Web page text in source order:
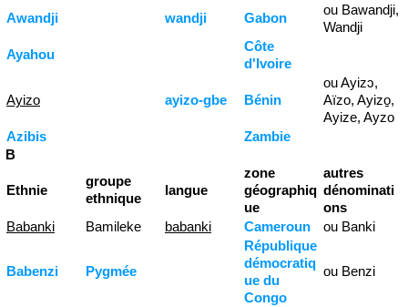
Awandji wandji Gabon
ou Bawandji,
Wandji
Ayahou
Côte
d'Ivoire
Ayizo ayizo-gbe Bénin
ou Ayizɔ,
Aïzo, Ayizo̱,
Ayize, Ayzo
Azibis
Zambie
B
Ethnie
groupe
ethnique
langue
zone
géographiq
ue
autres
dénominati
ons
Babanki
Bamileke babanki Cameroun ou Banki
Babenzi Pygmée
République
démocratiq
ue du
Congo
ou Benzi